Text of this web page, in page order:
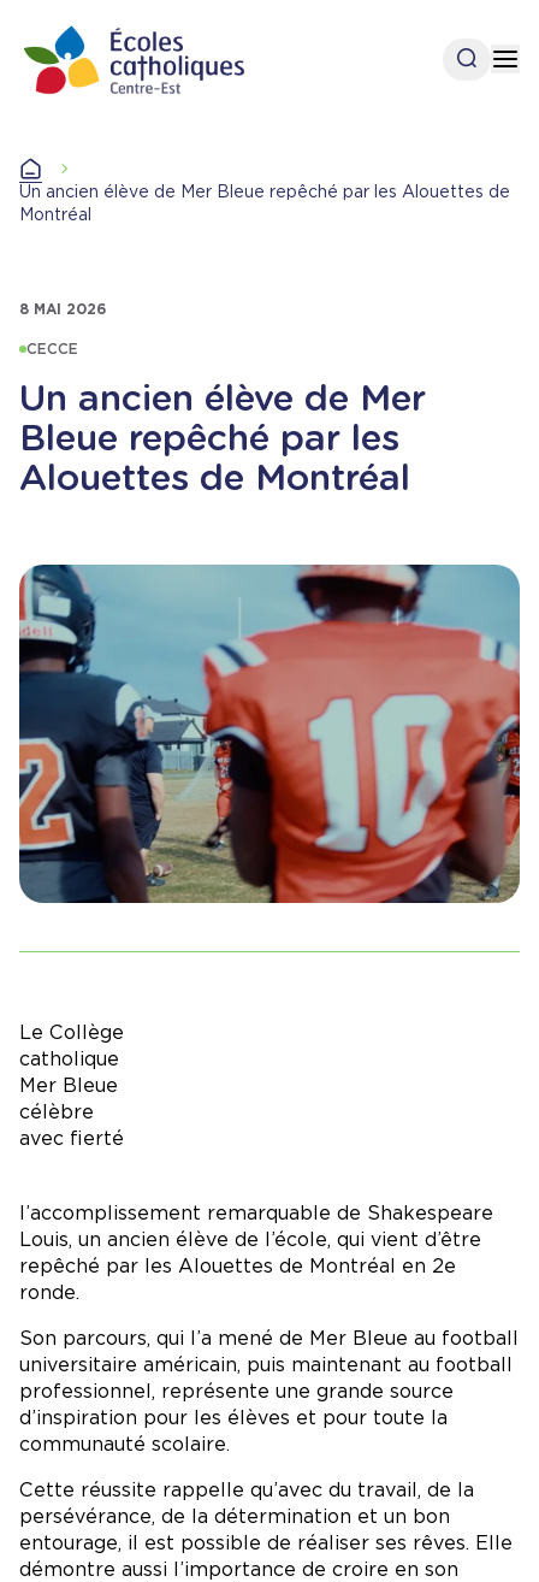
contenu
principal
Ouvrir
Accueil
Un ancien élève de Mer Bleue repêché par les Alouettes de
Montréal
8 MAI 2026
CECCE
Un ancien élève de Mer
Bleue repêché par les
Alouettes de Montréal
Le Collège
catholique
Mer Bleue
célèbre
avec fierté
l’accomplissement remarquable de Shakespeare
Louis, un ancien élève de l’école, qui vient d’être
repêché par les Alouettes de Montréal en 2e
ronde.
Son parcours, qui l’a mené de Mer Bleue au football
universitaire américain, puis maintenant au football
professionnel, représente une grande source
d’inspiration pour les élèves et pour toute la
communauté scolaire.
Cette réussite rappelle qu’avec du travail, de la
persévérance, de la détermination et un bon
entourage, il est possible de réaliser ses rêves. Elle
démontre aussi l’importance de croire en son